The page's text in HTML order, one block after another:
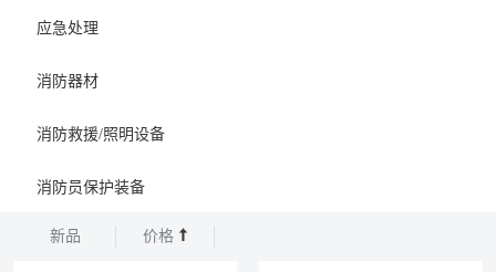
应急处理
消防器材
消防救援/照明设备
消防员保护装备
新品 价格